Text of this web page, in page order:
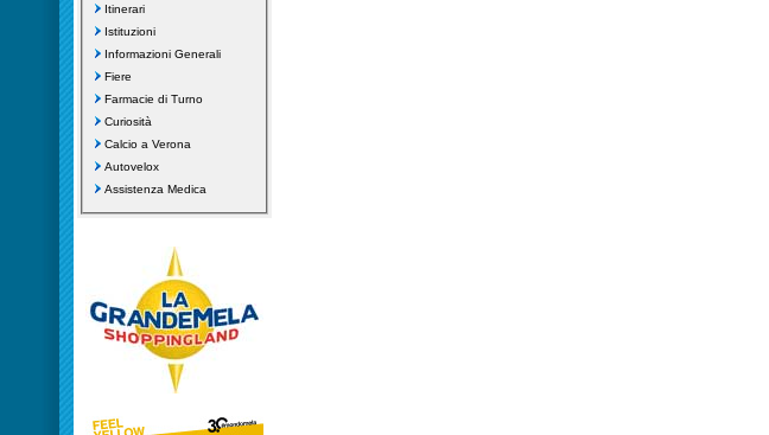
Itinerari
Istituzioni
Informazioni Generali
Fiere
Farmacie di Turno
Curiosità
Calcio a Verona
Autovelox
Assistenza Medica